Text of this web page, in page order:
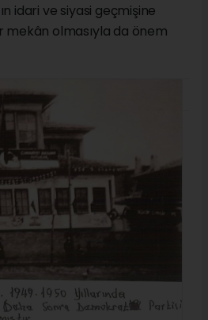
idari ve siyasi geçmişine
mekân olmasıyla da önem